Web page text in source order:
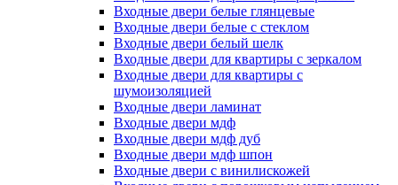
Входные двери белые глянцевые
Входные двери белые с стеклом
Входные двери белый шелк
Входные двери для квартиры с зеркалом
Входные двери для квартиры с
шумоизоляцией
Входные двери ламинат
Входные двери мдф
Входные двери мдф дуб
Входные двери мдф шпон
Входные двери с винилискожей